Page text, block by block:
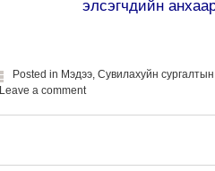
элсэгчдийн
Posted in Мэдээ, Сувилахуйн
Leave a comment